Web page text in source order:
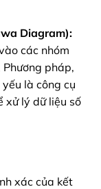
Diagram):
các nhóm
Phương pháp,
là công cụ
xử lý dữ liệu số
xác của kết